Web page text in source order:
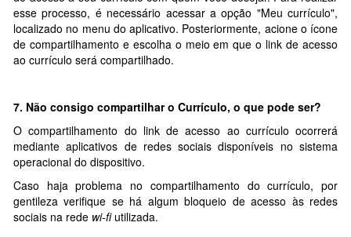
esse processo, é necessário acessar a opção "Meu currículo",
localizado no menu do aplicativo. Posteriormente, acione o ícone
de compartilhamento e escolha o meio em que o link de acesso
ao currículo será compartilhado.
7. Não consigo compartilhar o Currículo, o que pode ser?
O compartilhamento do link de acesso ao currículo ocorrerá
mediante aplicativos de redes sociais disponíveis no sistema
operacional do dispositivo.
Caso haja problema no compartilhamento do currículo, por
gentileza verifique se há algum bloqueio de acesso às redes
sociais na rede wi-fiutilizada.